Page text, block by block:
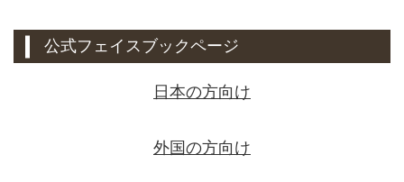
公式フェイスブックページ
日本の方向け
外国の方向け